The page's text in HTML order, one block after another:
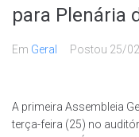
para Plenária
Em Geral Postou 25/
A primeira Assembleia
terça-feira (25) no